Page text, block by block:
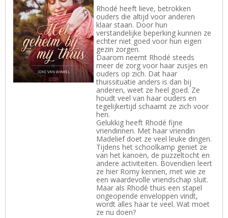
Rhodé heeft lieve, betrokken
ouders die altijd voor anderen
klaar staan. Door hun
verstandelijke beperking kunnen ze
echter niet goed voor hun eigen
gezin zorgen.
Daarom neemt Rhodé steeds
meer de zorg voor haar zusjes en
ouders op zich. Dat haar
thuissituatie anders is dan bij
anderen, weet ze heel goed. Ze
houdt veel van haar ouders en
tegelijkertijd schaamt ze zich voor
hen.
Gelukkig heeft Rhodé fijne
vriendinnen. Met haar vriendin
Madelief doet ze veel leuke dingen.
Tijdens het schoolkamp geniet ze
van het kanoën, de puzzeltocht en
andere activiteiten. Bovendien leert
ze hier Romy kennen, met wie ze
een waardevolle vriendschap sluit.
Maar als Rhodé thuis een stapel
ongeopende enveloppen vindt,
wordt alles haar te veel. Wat moet
ze nu doen?